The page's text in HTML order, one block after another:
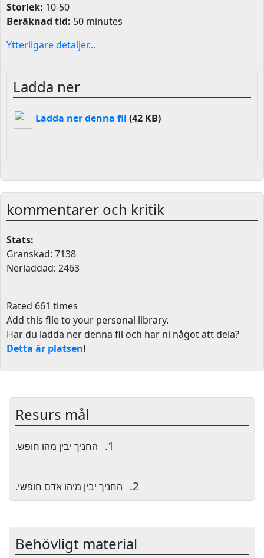
Storlek: 10-50
Beräknad tid: 50 minutes
Ytterligare detaljer...
Ladda ner
Ladda ner denna fil (42 KB)
kommentarer och kritik
Stats:
Granskad: 7138
Nerladdad: 2463
Rated 661 times
Add this file to your personal library.
Har du ladda ner denna fil och har ni något att dela?
Detta är platsen!
Resurs mål
1. החניך יבין מהו חופש.
2. החניך יבין מיהו אדם חופשי.
Behövligt material